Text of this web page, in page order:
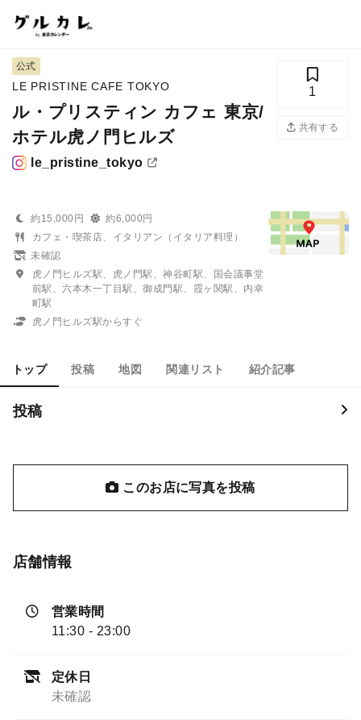
公式
LE PRISTINE CAFE TOKYO
ル・プリスティン カフェ 東京/
ホテル虎ノ門ヒルズ
le_pristine_tokyo
1
共有する
約15,000円
約6,000円
カフェ・喫茶店、イタリアン（イタリア料理）
未確認
虎ノ門ヒルズ駅、虎ノ門駅、神谷町駅、国会議事堂
前駅、六本木一丁目駅、御成門駅、霞ヶ関駅、内幸
町駅
虎ノ門ヒルズ駅からすぐ
トップ 投稿 地図 関連リスト 紹介記事
投稿
このお店に写真を投稿
店舗情報
営業時間
11:30 - 23:00
定休日
未確認